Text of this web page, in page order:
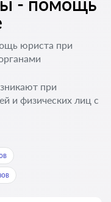
юриста при
при
и физических лиц с